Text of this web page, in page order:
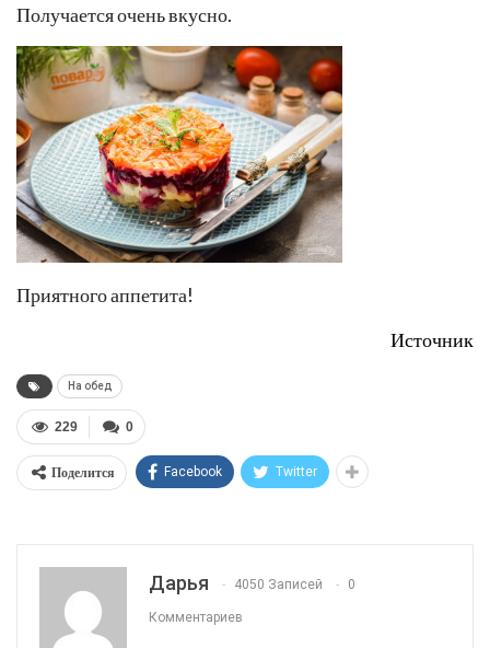
Получается очень вкусно.
Приятного аппетита!
Источник
На обед
0
229
Поделится Facebook Twitter
Дарья 4050 Записей 0
Комментариев